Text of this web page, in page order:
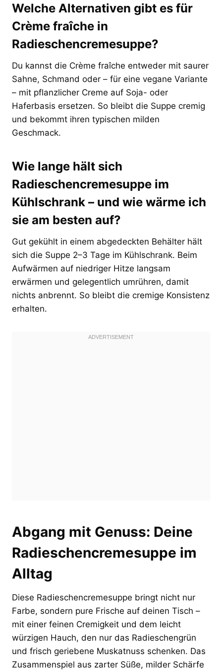
Welche Alternativen gibt es für
Crème fraîche in
Radieschencremesuppe?
Du kannst die Crème fraîche entweder mit saurer
Sahne, Schmand oder – für eine vegane Variante
– mit pflanzlicher Creme auf Soja- oder
Haferbasis ersetzen. So bleibt die Suppe cremig
und bekommt ihren typischen milden
Geschmack.
Wie lange hält sich
Radieschencremesuppe im
Kühlschrank – und wie wärme ich
sie am besten auf?
Gut gekühlt in einem abgedeckten Behälter hält
sich die Suppe 2–3 Tage im Kühlschrank. Beim
Aufwärmen auf niedriger Hitze langsam
erwärmen und gelegentlich umrühren, damit
nichts anbrennt. So bleibt die cremige Konsistenz
erhalten.
Abgang mit Genuss: Deine
Radieschencremesuppe im
Alltag
Diese Radieschencremesuppe bringt nicht nur
Farbe, sondern pure Frische auf deinen Tisch –
mit einer feinen Cremigkeit und dem leicht
würzigen Hauch, den nur das Radieschengrün
und frisch geriebene Muskatnuss schenken. Das
Zusammenspiel aus zarter Süße, milder Schärfe